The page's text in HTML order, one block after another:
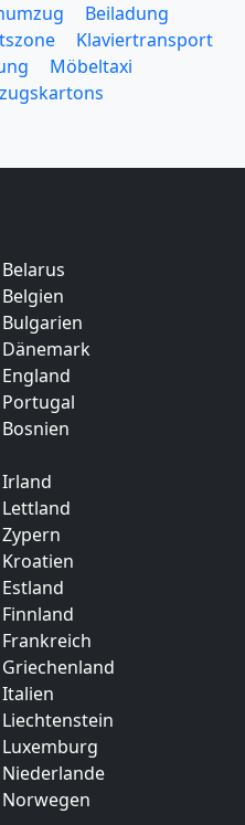
Beiladung
Klaviertransport
Möbeltaxi